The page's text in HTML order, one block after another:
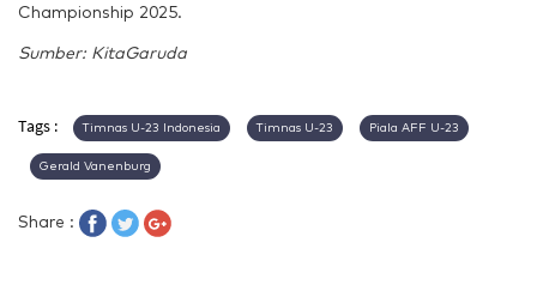
Championship 2025.
Sumber: KitaGaruda
Tags : Timnas U-23 Indonesia Timnas U-23 Piala AFF U-23
Gerald Vanenburg
Share :